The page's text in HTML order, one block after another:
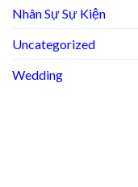
Nhân Sự Sự Kiện
Uncategorized
Wedding